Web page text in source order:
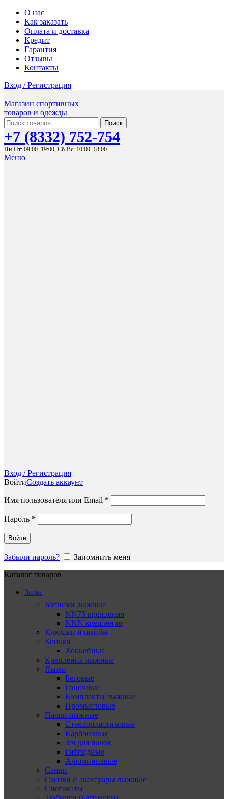
О нас
Как заказать
Оплата и доставка
Кредит
Гарантия
Отзывы
Контакты
Вход / Регистрация
Магазин спортивных
товаров и одежды
Поиск
+7 (8332) 752-754
Пн-Пт: 09:00–19:00, Сб-Вс: 10:00–18:00
Меню
Вход / Регистрация
ВойтиСоздать аккаунт
Имя пользователя или Email *
Пароль *
Войти
Забыли пароль?
Запомнить меня
Каталог товаров
Зима
Ботинки лыжные
NN75 крепления
NNN крепления
Клюшки и шайбы
Коньки
Хоккейные
Крепления лыжные
Лыжи
Беговые
Гоночные
Комплекты лыжные
Промысловые
Палки лыжные
Стеклопластиковые
Карбоновые
З/ч для палок
Гибридные
Алюминиевые
Санки
Смазки и аксесуары лыжные
Снегокаты